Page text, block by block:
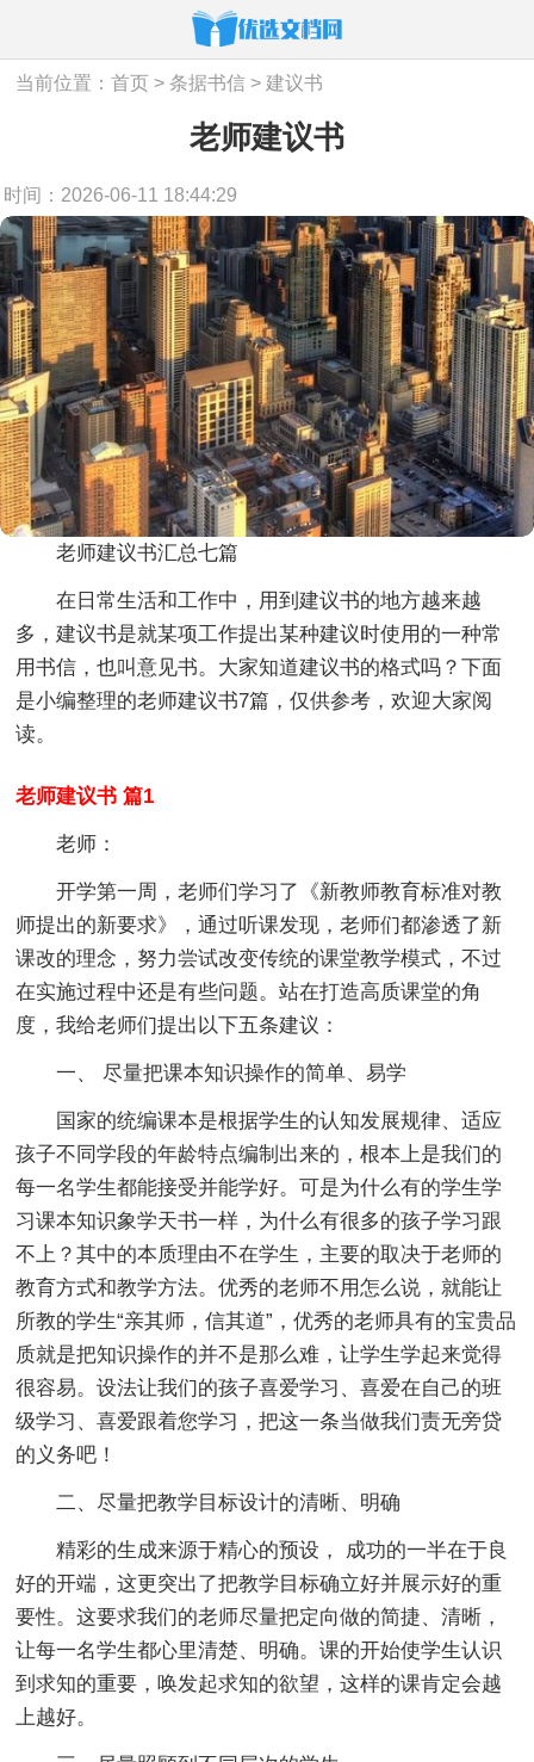
当前位置：首页 >条据书信 > 建议书
老师建议书
时间：2026-06-11 18:44:29
老师建议书汇总七篇
在日常生活和工作中，用到建议书的地方越来越
多，建议书是就某项工作提出某种建议时使用的一种常
用书信，也叫意见书。大家知道建议书的格式吗？下面
是小编整理的老师建议书7篇，仅供参考，欢迎大家阅
读。
老师建议书 篇1
老师：
开学第一周，老师们学习了《新教师教育标准对教
师提出的新要求》，通过听课发现，老师们都渗透了新
课改的理念，努力尝试改变传统的课堂教学模式，不过
在实施过程中还是有些问题。站在打造高质课堂的角
度，我给老师们提出以下五条建议：
一、 尽量把课本知识操作的简单、易学
国家的统编课本是根据学生的认知发展规律、适应
孩子不同学段的年龄特点编制出来的，根本上是我们的
每一名学生都能接受并能学好。可是为什么有的学生学
习课本知识象学天书一样，为什么有很多的孩子学习跟
不上？其中的本质理由不在学生，主要的取决于老师的
教育方式和教学方法。优秀的老师不用怎么说，就能让
所教的学生“亲其师，信其道”，优秀的老师具有的宝贵品
质就是把知识操作的并不是那么难，让学生学起来觉得
很容易。设法让我们的孩子喜爱学习、喜爱在自己的班
级学习、喜爱跟着您学习，把这一条当做我们责无旁贷
的义务吧！
二、尽量把教学目标设计的清晰、明确
精彩的生成来源于精心的预设， 成功的一半在于良
好的开端，这更突出了把教学目标确立好并展示好的重
要性。这要求我们的老师尽量把定向做的简捷、清晰，
让每一名学生都心里清楚、明确。课的开始使学生认识
到求知的重要，唤发起求知的欲望，这样的课肯定会越
上越好。